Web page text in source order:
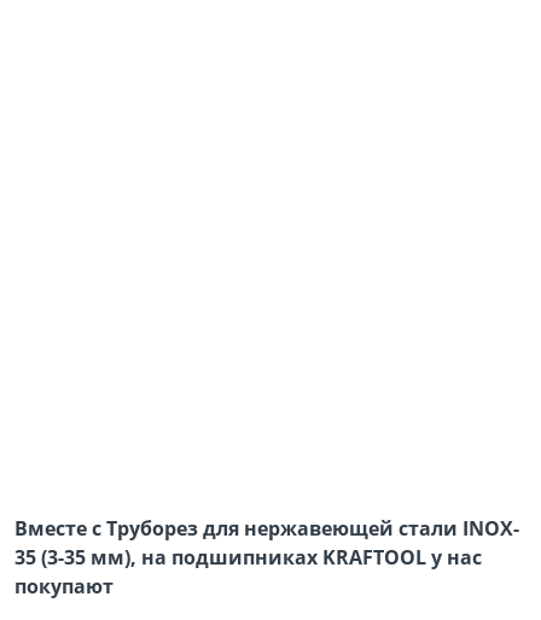
Вместе с Труборез для нержавеющей стали INOX-
35 (3-35 мм), на подшипниках KRAFTOOL у нас
покупают